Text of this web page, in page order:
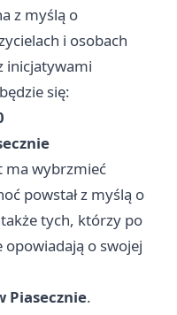
z myślą o
i osobach
inicjatywami
się:
ma wybrzmieć
powstał z myślą o
tych, którzy po
opowiadają o swojej
Piasecznie.